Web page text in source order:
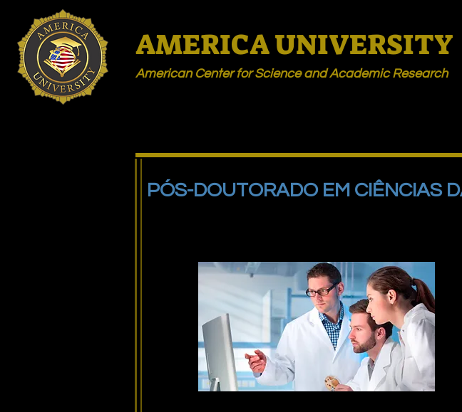
AMERICA UNIVERSITY
American Center for Science and Academic Research
PÓS-DOUTORADO EM CIÊNCIAS